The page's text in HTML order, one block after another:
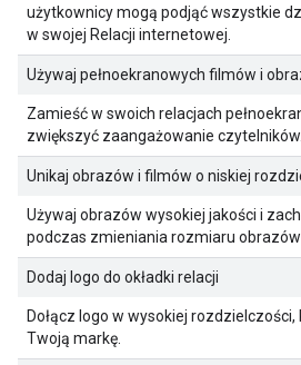
użytkownicy mogą podjąć wszystkie
w swojej Relacji internetowej.
Używaj pełnoekranowych filmów i
Zamieść w swoich relacjach
zwiększyć zaangażowanie czytelników.
Unikaj obrazów i filmów o niskiej
Używaj obrazów wysokiej jakości i
podczas zmieniania rozmiaru
Dodaj logo do okładki relacji
Dołącz logo w wysokiej
Twoją markę.